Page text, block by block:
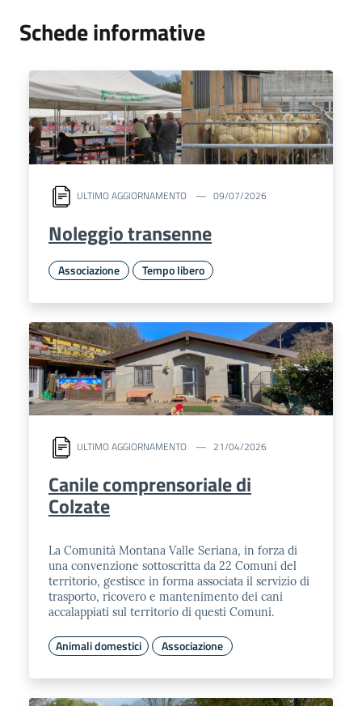
Schede informative
ULTIMO AGGIORNAMENTO 09/07/2026
Noleggio transenne
Associazione Tempo libero
ULTIMO AGGIORNAMENTO 21/04/2026
Canile comprensoriale di
Colzate
La Comunità Montana Valle Seriana, in forza di
una convenzione sottoscritta da 22 Comuni del
territorio, gestisce in forma associata il servizio di
trasporto, ricovero e mantenimento dei cani
accalappiati sul territorio di questi Comuni.
Animali domestici Associazione